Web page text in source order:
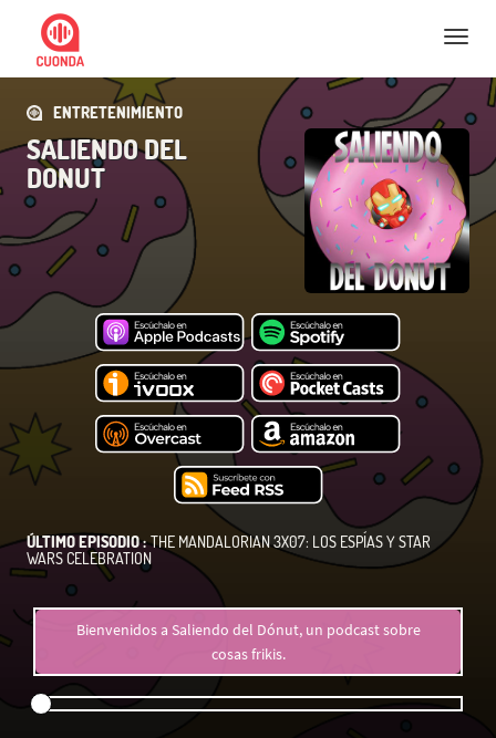
Nav
ENTRETENIMIENTO
SALIENDO DEL
DONUT
ÚLTIMO EPISODIO : THE MANDALORIAN 3X07: LOS ESPÍAS Y STAR
WARS CELEBRATION
Bienvenidos a Saliendo del Dónut, un podcast sobre
cosas frikis.